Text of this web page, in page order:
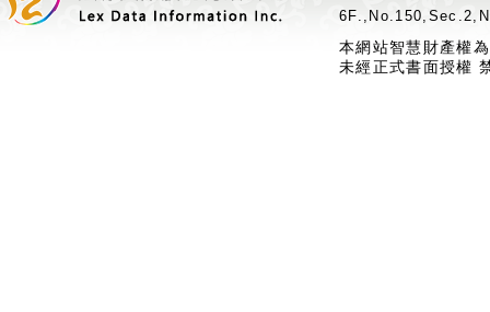
本網站智慧財產權
未經正式書面授權